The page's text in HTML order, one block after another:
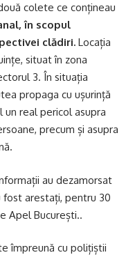
colete ce conțineau
în scopul
clădiri. Locația
situat în zona
3. În situația
propaga cu ușurință
un real pericol asupra
precum și asupra
au dezamorsat
arestați, pentru 30
Apel București..
împreună cu polițiștii